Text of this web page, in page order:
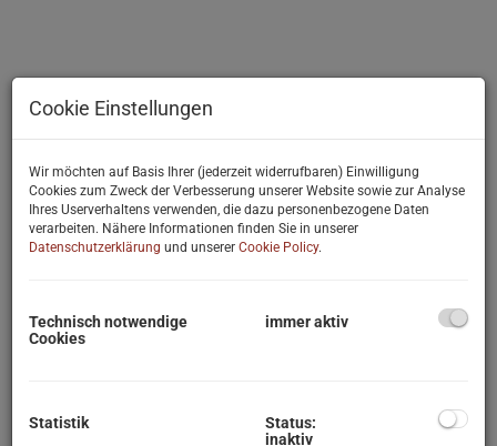
Cookie Einstellungen
Wir möchten auf Basis Ihrer (jederzeit widerrufbaren) Einwilligung
Cookies zum Zweck der Verbesserung unserer Website sowie zur Analyse
Ihres Userverhaltens verwenden, die dazu personenbezogene Daten
verarbeiten. Nähere Informationen finden Sie in unserer
Datenschutzerklärung und unserer Cookie Policy.
Technisch notwendige
Cookies
immer aktiv
Statistik
Status:
inaktiv